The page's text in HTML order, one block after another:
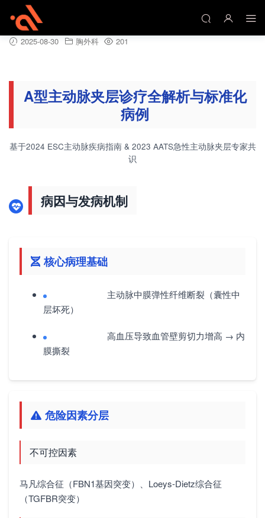
A型主动脉夹层诊疗全解析与标准化病例
2025-08-30 胸外科 201
A型主动脉夹层诊疗全解析与标准化
病例
基于2024 ESC主动脉疾病指南 & 2023 AATS急性主动脉夹层专家共
识
病因与发病机制
核心病理基础
主动脉中膜弹性纤维断裂（囊性中
层坏死）
高血压导致血管壁剪切力增高 → 内
膜撕裂
危险因素分层
不可控因素
马凡综合征（FBN1基因突变）、Loeys-Dietz综合征
（TGFBR突变）